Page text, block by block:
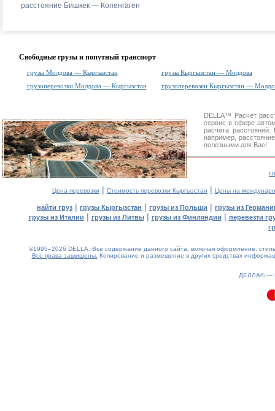
расстояние Бишкек — Копенгаген
Свободные грузы и попутный транспорт
грузы Молдова — Кыргызстан
грузы Кыргызстан — Молдова
грузоперевозки Молдова — Кыргызстан
грузоперевозки Кыргызстан —
DELLA™ Расчет
сервис в сфере
расчета
например,
полезными для Вас!
Цена перевозки | Стоимость перевозки Кыргызстан | Цены на
найти груз | грузы Кыргызстан | грузы из Польши | грузы из
грузы из Италии | грузы из Литвы| грузы из Финляндии | перевезти
©1995–2026 DELLA. Все содержание данного сайта, включая оформление,
Все права защищены. Копирование и размещение в других средствах
ДЕЛЛА® —